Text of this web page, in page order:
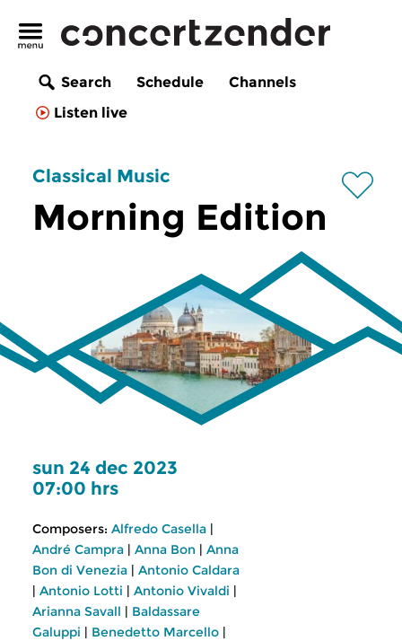
Search Schedule
Channels
Listen live
Classical Music
Morning Edition
sun 24 dec 2023
07:00 hrs
Composers: Alfredo Casella |
André Campra | Anna Bon | Anna
Bon di Venezia | Antonio Caldara
| Antonio Lotti | Antonio Vivaldi |
Arianna Savall | Baldassare
Galuppi | Benedetto Marcello |